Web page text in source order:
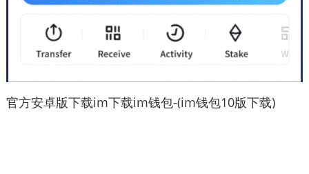
官方安卓版下载im下载im钱包-(im钱包10版下载)